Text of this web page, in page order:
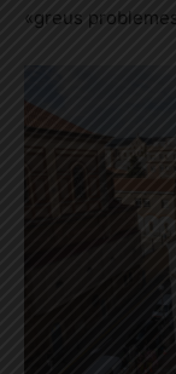
«greus